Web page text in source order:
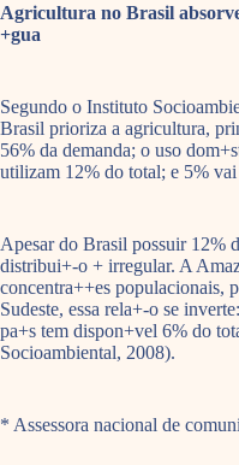
Agricultura no Brasil
+gua
Segundo o Instituto
Brasil prioriza a agricultura,
56% da demanda; o uso
utilizam 12% do total; e 5% vai
Apesar do Brasil possuir 12%
distribui+-o + irregular. A
concentra++es populacionais,
Sudeste, essa rela+-o se
pa+s tem dispon+vel 6% do
Socioambiental, 2008).
* Assessora nacional de